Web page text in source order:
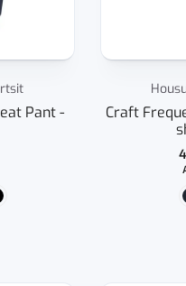
Pant -
Craft